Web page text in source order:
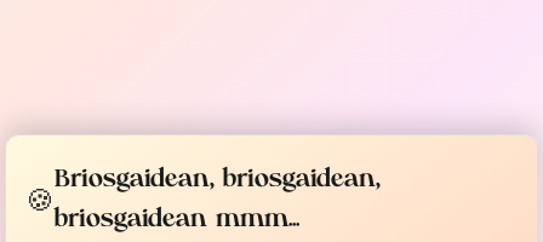
🍪Briosgaidean, briosgaidean,
briosgaidean mmm...